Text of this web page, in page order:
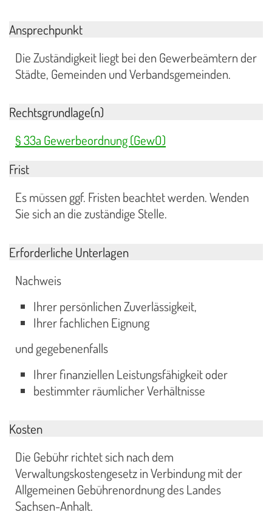
Ansprechpunkt
Die Zuständigkeit liegt bei den Gewerbeämtern der
Städte, Gemeinden und Verbandsgemeinden.
Rechtsgrundlage(n)
§ 33a Gewerbeordnung (GewO)
Frist
Es müssen ggf. Fristen beachtet werden. Wenden
Sie sich an die zuständige Stelle.
Erforderliche Unterlagen
Nachweis
Ihrer persönlichen Zuverlässigkeit,
Ihrer fachlichen Eignung
und gegebenenfalls
Ihrer finanziellen Leistungsfähigkeit oder
bestimmter räumlicher Verhältnisse
Kosten
Die Gebühr richtet sich nach dem
Verwaltungskostengesetz in Verbindung mit der
Allgemeinen Gebührenordnung des Landes
Sachsen-Anhalt.